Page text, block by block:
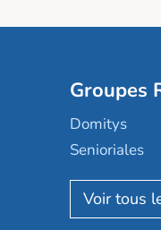
Groupes
Domitys
Senioriales
Nohée
Les